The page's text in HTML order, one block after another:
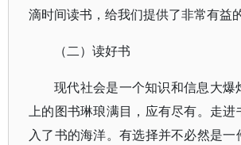
滴时间读书，给我们提供了非常有益
（二）读好书
现代社会是一个知识和信息大爆
上的图书琳琅满目，应有尽有。走进
入了书的海洋。有选择并不必然是一